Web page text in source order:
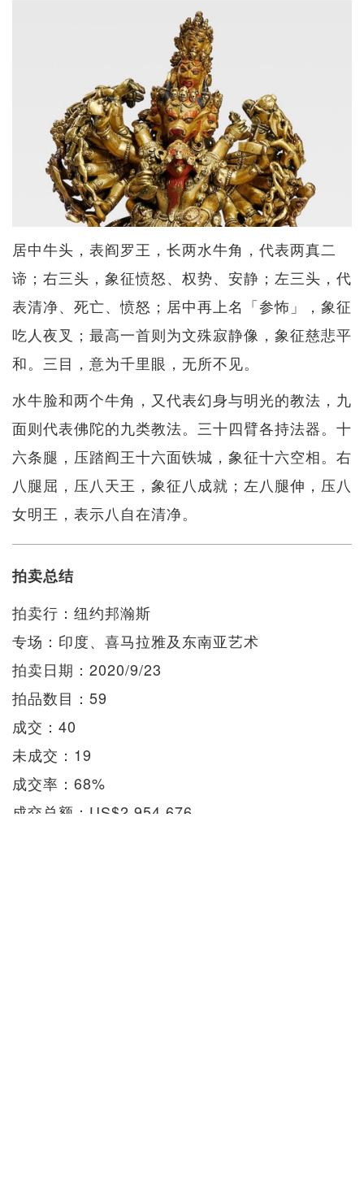
居中牛头，表阎罗王，长两水牛角，代表两真二
谛；右三头，象征愤怒、权势、安静；左三头，代
表清净、死亡、愤怒；居中再上名「参怖」，象征
吃人夜叉；最高一首则为文殊寂静像，象征慈悲平
和。三目，意为千里眼，无所不见。
水牛脸和两个牛角，又代表幻身与明光的教法，九
面则代表佛陀的九类教法。三十四臂各持法器。十
六条腿，压踏阎王十六面铁城，象征十六空相。右
八腿屈，压八天王，象征八成就；左八腿伸，压八
女明王，表示八自在清净。
拍卖总结
拍卖行：纽约邦瀚斯
专场：印度、喜马拉雅及东南亚艺术
拍卖日期：2020/9/23
拍品数目：59
成交：40
未成交：19
成交率：68%
成交总额：US$2,954,676